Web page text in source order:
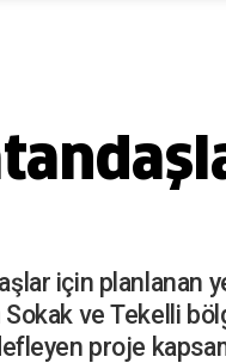
için
ve Tekelli
proje